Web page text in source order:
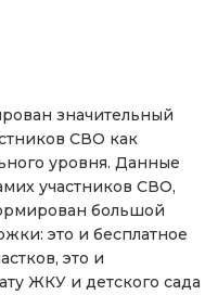
значительный
СВО как
уровня. Данные
участников СВО,
большой
это и бесплатное
это и
ЖКУ и детского сада